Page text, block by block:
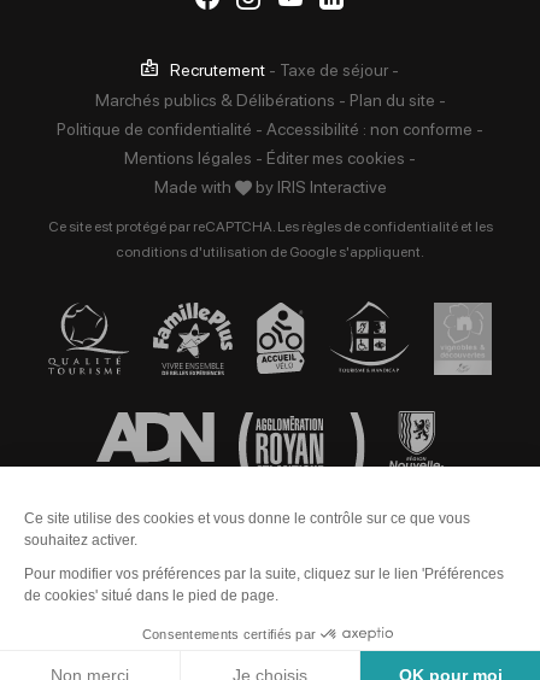
Recrutement - Taxe de séjour -
Marchés publics & Délibérations - Plan du site -
Politique de confidentialité - Accessibilité : non conforme -
Mentions légales - Éditer mes cookies -
Made with
by IRIS Interactive
Ce site est protégé par reCAPTCHA. Les règles de confidentialitéet les
conditions d'utilisation de Google s'appliquent.